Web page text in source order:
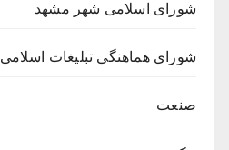
شورای اسلامی شهر مشهد
شورای هماهنگی تبلیغات اسلامی
صنعت